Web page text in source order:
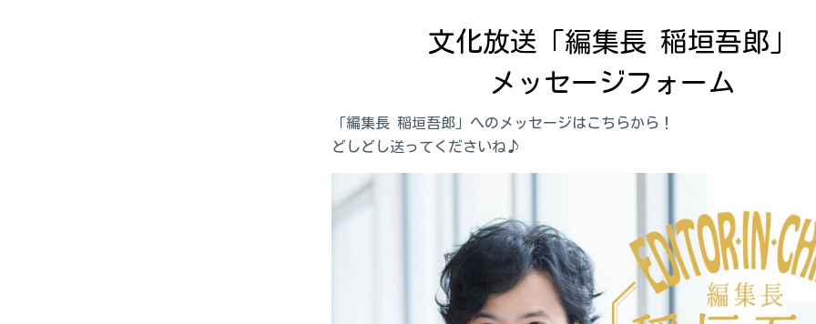
文化放送「編集長 稲垣吾郎」
メッセージフォーム
「編集長 稲垣吾郎」へのメッセージはこちらから！
どしどし送ってくださいね♪